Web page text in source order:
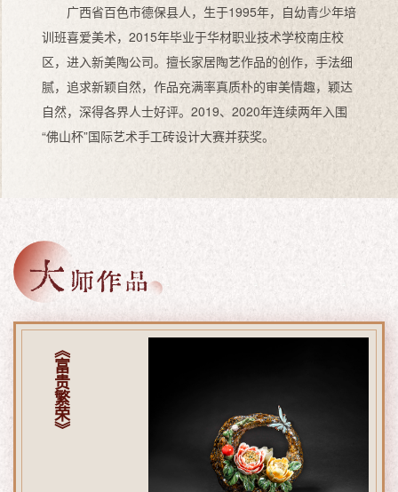
广西省百色市德保县人，生于1995年，自幼青少年培
训班喜爱美术，2015年毕业于华材职业技术学校南庄校
区，进入新美陶公司。擅长家居陶艺作品的创作，手法细
腻，追求新颖自然，作品充满率真质朴的审美情趣，颖达
自然，深得各界人士好评。2019、2020年连续两年入围
“佛山杯”国际艺术手工砖设计大赛并获奖。
《富贵繁荣》